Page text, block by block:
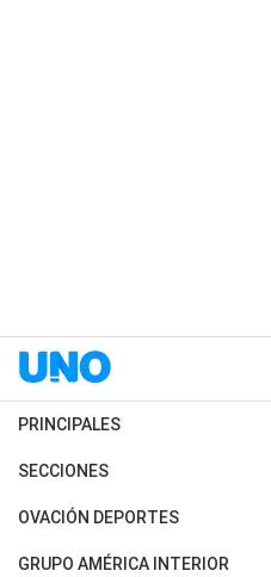
PRINCIPALES
Últimas Noticias
Política
SECCIONES
Horóscopo
Motores
OVACIÓN DEPORTES
Fútbol
GRUPO AMÉRICA INTERIOR